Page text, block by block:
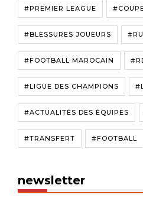
#PREMIER LEAGUE
#BLESSURES JOUEURS
#FOOTBALL MAROCAIN
#LIGUE DES CHAMPIONS
#ACTUALITÉS DES ÉQUIPES
#TRANSFERT #FOOTBALL
newsletter